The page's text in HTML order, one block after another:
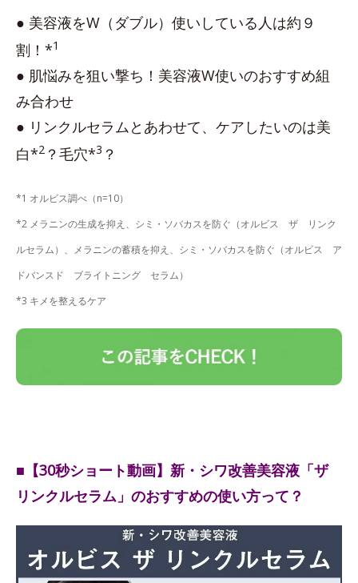
● 美容液をW（ダブル）使いしている人は約９
割！*1
● 肌悩みを狙い撃ち！美容液W使いのおすすめ組
み合わせ
● リンクルセラムとあわせて、ケアしたいのは美
白*2 ？毛穴*3 ？
*1 オルビス調べ（n=10）
*2 メラニンの生成を抑え、シミ・ソバカスを防ぐ（オルビス ザ リンク
ルセラム）、メラニンの蓄積を抑え、シミ・ソバカスを防ぐ（オルビス ア
ドバンスド ブライトニング セラム）
*3 キメを整えるケア
■【30秒ショート動画】新・シワ改善美容液「ザ
リンクルセラム」のおすすめの使い方って？